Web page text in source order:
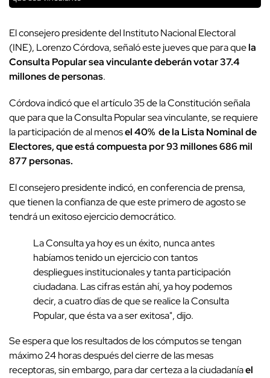
El consejero presidente del Instituto Nacional Electoral
(INE), Lorenzo Córdova, señaló este jueves que para quela
Consulta Popular sea vinculante deberán votar 37.4
millones de personas.
Córdova indicó que el artículo 35 de la Constitución señala
que para que la Consulta Popular sea vinculante, se requiere
la participación de al menosel 40% de la Lista Nominal de
Electores, que está compuesta por 93 millones 686 mil
877 personas.
El consejero presidente indicó, en conferencia de prensa,
que tienen la confianza de que este primero de agosto se
tendrá un exitoso ejercicio democrático.
La Consulta ya hoy es un éxito, nunca antes
habíamos tenido un ejercicio con tantos
despliegues institucionales y tanta participación
ciudadana. Las cifras están ahí, ya hoy podemos
decir, a cuatro días de que se realice la Consulta
Popular, que ésta va a ser exitosa", dijo.
Se espera que los resultados de los cómputos se tengan
máximo 24 horas después del cierre de las mesas
receptoras, sin embargo, para dar certeza a la ciudadaníael